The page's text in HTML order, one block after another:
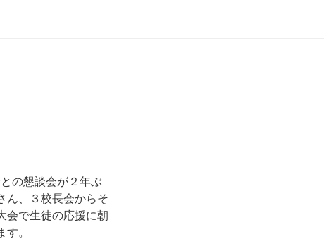
の懇談会が２年ぶ
ん、３校長会からそ
会で生徒の応援に朝
。